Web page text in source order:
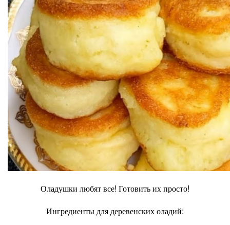
Оладушки любят все! Готовить их просто!
Ингредиенты для деревенских оладий: